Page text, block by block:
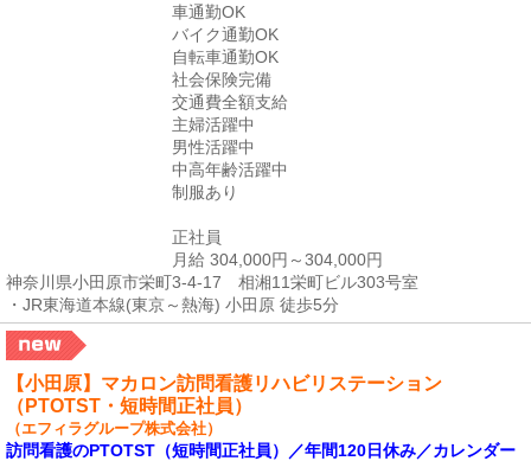
車通勤OK
バイク通勤OK
自転車通勤OK
社会保険完備
交通費全額支給
主婦活躍中
男性活躍中
中高年齢活躍中
制服あり
正社員
月給 304,000円～304,000円
神奈川県小田原市栄町3-4-17 相湘11栄町ビル303号室
・JR東海道本線(東京～熱海) 小田原 徒歩5分
【小田原】マカロン訪問看護リハビリステーション
（PTOTST・短時間正社員）
（エフィラグループ株式会社）
訪問看護のPTOTST（短時間正社員）／年間120日休み／カレンダー